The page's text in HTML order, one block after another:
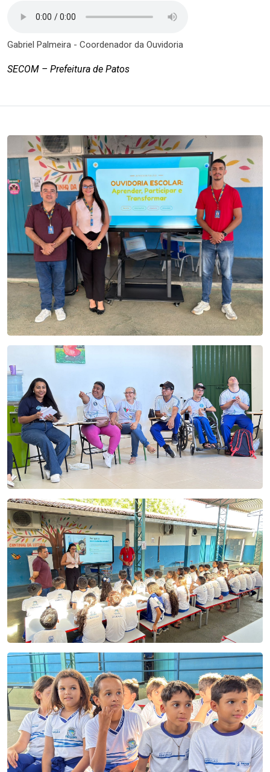
Gabriel Palmeira - Coordenador da Ouvidoria
SECOM – Prefeitura de Patos